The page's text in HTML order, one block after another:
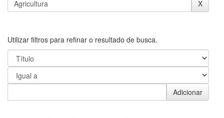
Utilizar filtros para refinar o resultado de busca.